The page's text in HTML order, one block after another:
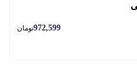
972,599تومان